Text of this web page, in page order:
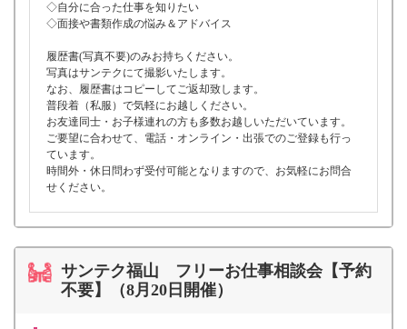
◇自分に合った仕事を知りたい
◇面接や書類作成の悩み＆アドバイス
履歴書(写真不要)のみお持ちください。
写真はサンテクにて撮影いたします。
なお、履歴書はコピーしてご返却致します。
普段着（私服）で気軽にお越しください。
お友達同士・お子様連れの方も多数お越しいただいています。
ご要望に合わせて、電話・オンライン・出張でのご登録も行っ
ています。
時間外・休日問わず受付可能となりますので、お気軽にお問合
せください。
サンテク福山 フリーお仕事相談会【予約
不要】（8月20日開催）